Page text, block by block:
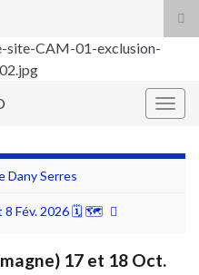
Dany Serres
8 Fév. 2026 🗓 🗺
17 et 18 Oct.